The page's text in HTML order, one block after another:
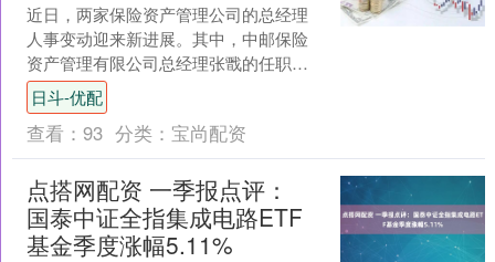
近日，两家保险资产管理公司的总经理
人事变动迎来新进展。其中，中邮保险
资产管理有限公司总经理张戬的任职资
格已获核准通过；朱健则拟任光大永明
资产管理股份有限公司总经....
日斗-优配
查看： 93 分类： 宝尚配资
点搭网配资 一季报点评：
国泰中证全指集成电路ETF
基金季度涨幅5.11%